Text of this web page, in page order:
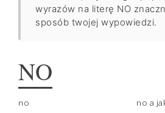
wyrazów na literę NO
sposób twojej wypowiedzi.
NO
no
no a